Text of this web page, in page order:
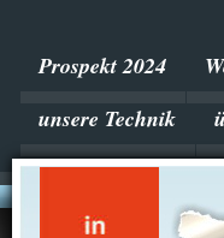
Prospekt 2024
unsere Technik